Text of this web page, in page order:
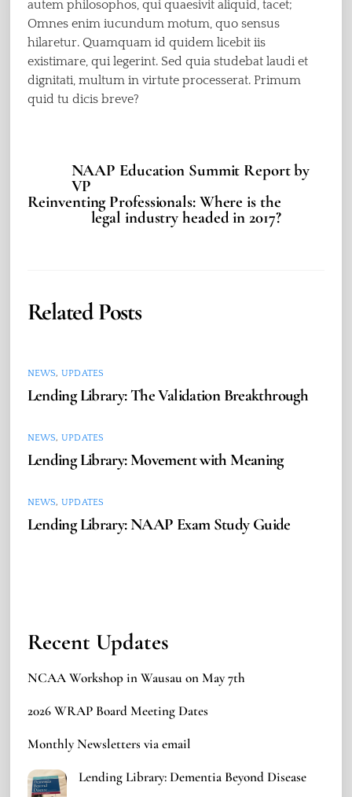
autem philosophos, qui quaesivit aliquid, tacet;
Omnes enim iucundum motum, quo sensus
hilaretur. Quamquam id quidem licebit iis
existimare, qui legerint. Sed quia studebat laudi et
dignitati, multum in virtute processerat. Primum
quid tu dicis breve?
NAAP Education Summit Report by
VP
Reinventing Professionals: Where is the
legal industry headed in 2017?
Related Posts
NEWS, UPDATES
Lending Library: The Validation Breakthrough
NEWS, UPDATES
Lending Library: Movement with Meaning
NEWS, UPDATES
Lending Library: NAAP Exam Study Guide
Recent Updates
NCAA Workshop in Wausau on May 7th
2026 WRAP Board Meeting Dates
Monthly Newsletters via email
Lending Library: Dementia Beyond Disease